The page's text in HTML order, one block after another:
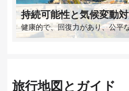
持続可能性と気候変動
健康的で、回復力があり、公平
旅行地図とガイド